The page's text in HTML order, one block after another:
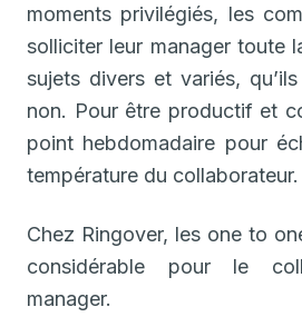
moments privilégiés, les
solliciter leur manager toute
sujets divers et variés,
non. Pour être productif et
point hebdomadaire pour
température du collaborateur.
Chez Ringover, les one to
considérable pour le
manager.